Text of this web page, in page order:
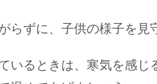
らずに、子供の様子を見
いるときは、寒気を感